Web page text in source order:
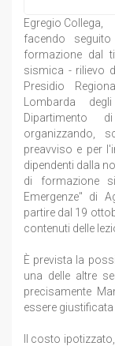
Egregio Collega,
facendo
formazione dal
sismica - rilievo
Presidio
Lombarda
Dipartimento
organizzando,
preavviso e per
dipendenti dalla
di formazione
Emergenze" di
partire dal 19
contenuti delle
È prevista la
una delle altre
precisamente
essere giustificata
Il costo